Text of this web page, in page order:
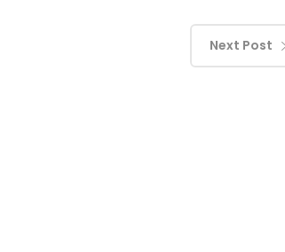
Next Post